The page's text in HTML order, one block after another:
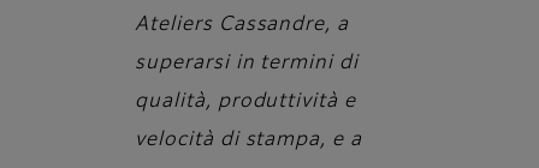
Ateliers Cassandre, a
superarsi in termini di
qualità, produttività e
velocità di stampa, e a